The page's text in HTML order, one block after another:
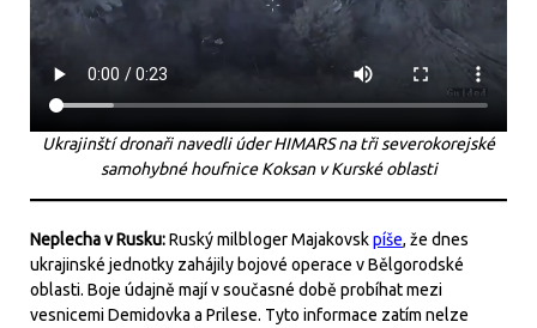
Ukrajinští dronaři navedli úder HIMARS na tři severokorejské
samohybné houfnice Koksan v Kurské oblasti
Neplecha v Rusku:Ruský milbloger Majakovskpíše, že dnes
ukrajinské jednotky zahájily bojové operace v Bělgorodské
oblasti. Boje údajně mají v současné době probíhat mezi
vesnicemi Demidovka a Prilese. Tyto informace zatím nelze